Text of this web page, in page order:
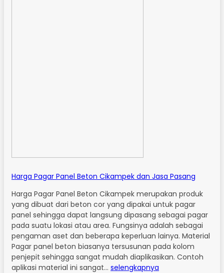
Harga Pagar Panel Beton Cikampek dan Jasa Pasang
Harga Pagar Panel Beton Cikampek merupakan produk
yang dibuat dari beton cor yang dipakai untuk pagar
panel sehingga dapat langsung dipasang sebagai pagar
pada suatu lokasi atau area. Fungsinya adalah sebagai
pengaman aset dan beberapa keperluan lainya. Material
Pagar panel beton biasanya tersusunan pada kolom
penjepit sehingga sangat mudah diaplikasikan. Contoh
aplikasi material ini sangat… selengkapnya